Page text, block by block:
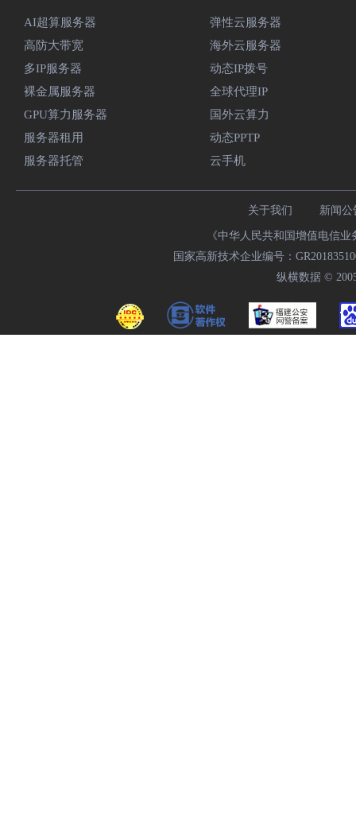
AI超算服务器
高防大带宽
多IP服务器
裸金属服务器
GPU算力服务器
服务器租用
服务器托管
弹性云服务器
海外云服务器
动态IP拨号
全球代理IP
国外云算力
动态PPTP
云手机
关于我们 新闻公
《中华人民共和国增值电信
国家高新技术企业编号：
纵横数据 ©